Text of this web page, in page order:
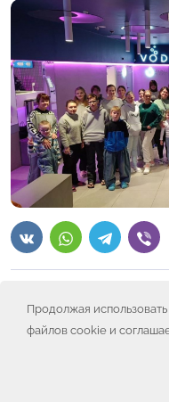
Продолжая
файлов cookie и
Благотворительное
наши драгоценные
предоставить
полезный для тела. А
расслабиться и